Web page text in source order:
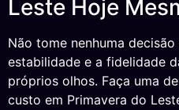
Leste Hoje
Não tome nenhuma
estabilidade e a fidelidade
próprios olhos. Faça uma
custo em Primavera do